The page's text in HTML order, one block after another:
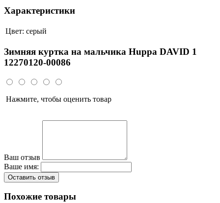
Характеристики
Цвет: серый
Зимняя куртка на мальчика Huppa DAVID 1
12270120-00086
Нажмите, чтобы оценить товар
Ваш отзыв
Ваше имя:
Оставить отзыв
Похожие товары